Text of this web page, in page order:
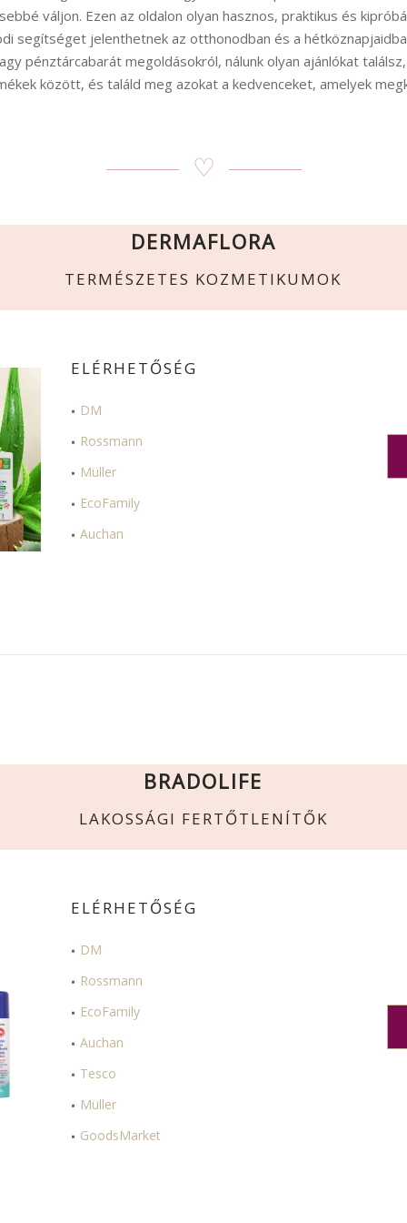
váljon. Ezen az oldalon olyan hasznos, praktikus és
segítséget jelenthetnek az otthonodban és a
pénztárcabarát megoldásokról, nálunk olyan ajánlókat
között, és találd meg azokat a kedvenceket, amelyek
♡
DERMAFLORA
TERMÉSZETES KOZMETIKUMOK
ELÉRHETŐSÉG
DM
Rossmann
Müller
EcoFamily
Auchan
BRADOLIFE
LAKOSSÁGI FERTŐTLENÍTŐK
ELÉRHETŐSÉG
DM
Rossmann
EcoFamily
Auchan
Tesco
Müller
GoodsMarket